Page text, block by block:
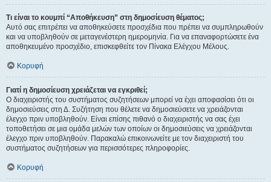
Τι είναι το κουμπί “Αποθήκευση” στη δημοσίευση θέματος;
Αυτό σας επιτρέπει να αποθηκεύσετε προσχέδια που πρέπει να συμπληρωθούν
και να υποβληθούν σε μεταγενέστερη ημερομηνία. Για να επαναφορτώσετε ένα
αποθηκευμένο προσχέδιο, επισκεφθείτε τον Πίνακα Ελέγχου Μέλους.
Κορυφή
Γιατί η δημοσίευση χρειάζεται να εγκριθεί;
Ο διαχειριστής του συστήματος συζητήσεων μπορεί να έχει αποφασίσει ότι οι
δημοσιεύσεις στη Δ. Συζήτηση που θέλετε να δημοσιεύσετε να χρειάζονται
έλεγχο πριν υποβληθούν. Είναι επίσης πιθανό ο διαχειριστής να σας έχει
τοποθετήσει σε μια ομάδα μελών των οποίων οι δημοσιεύσεις να χρειάζονται
έλεγχο πριν υποβληθούν. Παρακαλώ επικοινωνείτε με τον διαχειριστή του
συστήματος συζητήσεων για περισσότερες πληροφορίες.
Κορυφή